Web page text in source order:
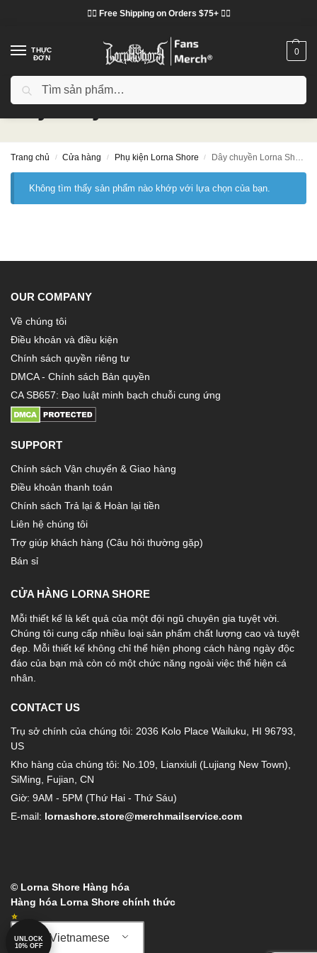
❤️‍🔥 Free Shipping on Orders $75+ ❤️‍🔥
THỰC
ĐƠN
0
Dây chuyền Lorna Shore
Trang chủ / Cửa hàng / Phụ kiện Lorna Shore / Dây chuyền Lorna Shore
Không tìm thấy sản phẩm nào khớp với lựa chọn của bạn.
OUR COMPANY
Về chúng tôi
Điều khoản và điều kiện
Chính sách quyền riêng tư
DMCA - Chính sách Bản quyền
CA SB657: Đạo luật minh bạch chuỗi cung ứng
SUPPORT
Chính sách Vận chuyển & Giao hàng
Điều khoản thanh toán
Chính sách Trả lại & Hoàn lại tiền
Liên hệ chúng tôi
Trợ giúp khách hàng (Câu hỏi thường gặp)
Bán sỉ
CỬA HÀNG LORNA SHORE
Mỗi thiết kế là kết quả của một đội ngũ chuyên gia tuyệt vời.
Chúng tôi cung cấp nhiều loại sản phẩm chất lượng cao và tuyệt
đẹp. Mỗi thiết kế không chỉ thể hiện phong cách hàng ngày độc
đáo của bạn mà còn có một chức năng ngoài việc thể hiện cá
nhân.
CONTACT US
Trụ sở chính của chúng tôi: 2036 Kolo Place Wailuku, HI 96793,
US
Kho hàng của chúng tôi: No.109, Lianxiuli (Lujiang New Town),
SiMing, Fujian, CN
Giờ: 9AM - 5PM (Thứ Hai - Thứ Sáu)
E-mail: lornashore.store@merchmailservice.com
© Lorna Shore Hàng hóa
Hàng hóa Lorna Shore chính thức
Vietnamese
UNLOCK
10% OFF